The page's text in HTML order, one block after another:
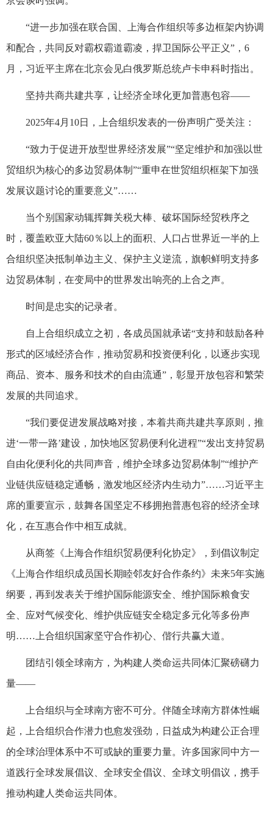
“进一步加强在联合国、上海合作组织等多边框架内协调
和配合，共同反对霸权霸道霸凌，捍卫国际公平正义”，6
月，习近平主席在北京会见白俄罗斯总统卢卡申科时指出。
坚持共商共建共享，让经济全球化更加普惠包容——
2025年4月10日，上合组织发表的一份声明广受关注：
“致力于促进开放型世界经济发展”“坚定维护和加强以世
贸组织为核心的多边贸易体制”“重申在世贸组织框架下加强
发展议题讨论的重要意义”……
当个别国家动辄挥舞关税大棒、破坏国际经贸秩序之
时，覆盖欧亚大陆60％以上的面积、人口占世界近一半的上
合组织坚决抵制单边主义、保护主义逆流，旗帜鲜明支持多
边贸易体制，在变局中的世界发出响亮的上合之声。
时间是忠实的记录者。
自上合组织成立之初，各成员国就承诺“支持和鼓励各种
形式的区域经济合作，推动贸易和投资便利化，以逐步实现
商品、资本、服务和技术的自由流通”，彰显开放包容和繁荣
发展的共同追求。
“我们要促进发展战略对接，本着共商共建共享原则，推
进‘一带一路’建设，加快地区贸易便利化进程”“发出支持贸易
自由化便利化的共同声音，维护全球多边贸易体制”“维护产
业链供应链稳定通畅，激发地区经济内生动力”……习近平主
席的重要宣示，鼓舞各国坚定不移拥抱普惠包容的经济全球
化，在互惠合作中相互成就。
从商签《上海合作组织贸易便利化协定》，到倡议制定
《上海合作组织成员国长期睦邻友好合作条约》未来5年实施
纲要，再到发表关于维护国际能源安全、维护国际粮食安
全、应对气候变化、维护供应链安全稳定多元化等多份声
明……上合组织国家坚守合作初心、偕行共赢大道。
团结引领全球南方，为构建人类命运共同体汇聚磅礴力
量——
上合组织与全球南方密不可分。伴随全球南方群体性崛
起，上合组织合作潜力也愈发强劲，日益成为构建公正合理
的全球治理体系中不可或缺的重要力量。许多国家同中方一
道践行全球发展倡议、全球安全倡议、全球文明倡议，携手
推动构建人类命运共同体。